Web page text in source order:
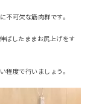
不可欠な筋肉群です。
ばしたままお尻上げをす
程度で行いましょう。